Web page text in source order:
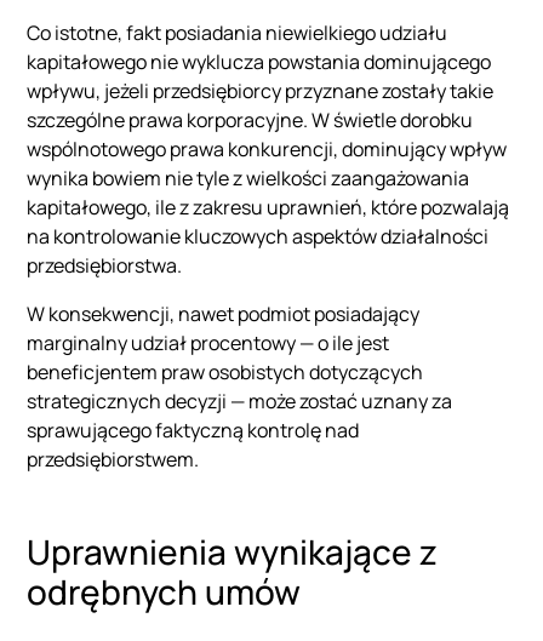
Co istotne, fakt posiadania niewielkiego udziału
kapitałowego nie wyklucza powstania dominującego
wpływu, jeżeli przedsiębiorcy przyznane zostały takie
szczególne prawa korporacyjne. W świetle dorobku
wspólnotowego prawa konkurencji, dominujący wpływ
wynika bowiem nie tyle z wielkości zaangażowania
kapitałowego, ile z zakresu uprawnień, które pozwalają
na kontrolowanie kluczowych aspektów działalności
przedsiębiorstwa.
W konsekwencji, nawet podmiot posiadający
marginalny udział procentowy — o ile jest
beneficjentem praw osobistych dotyczących
strategicznych decyzji — może zostać uznany za
sprawującego faktyczną kontrolę nad
przedsiębiorstwem.
Uprawnienia wynikające z
odrębnych umów